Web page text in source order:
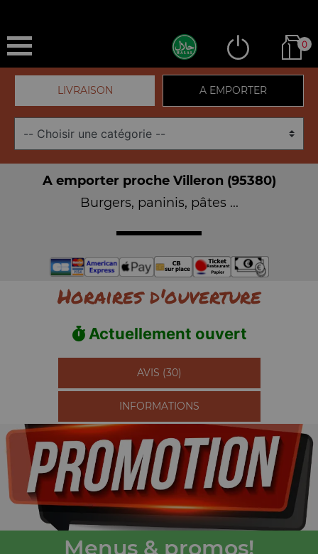
0
LIVRAISON A EMPORTER
A emporter proche Villeron (95380)
Burgers, paninis, pâtes ...
Horaires d'ouverture
Actuellement ouvert
AVIS (30)
INFORMATIONS
Menus & promos!